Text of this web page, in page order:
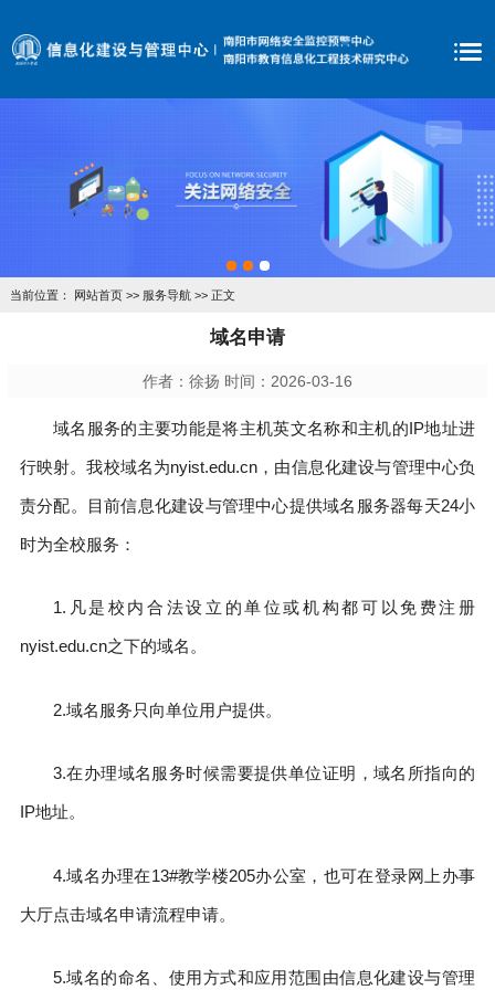
当前位置： 网站首页>> 服务导航>> 正文
域名申请
作者：徐扬 时间：2026-03-16
域名服务的主要功能是将主机英文名称和主机的IP地址进
行映射。我校域名为nyist.edu.cn，由信息化建设与管理中心负
责分配。目前信息化建设与管理中心提供域名服务器每天24小
时为全校服务：
1.凡是校内合法设立的单位或机构都可以免费注册
nyist.edu.cn之下的域名。
2.域名服务只向单位用户提供。
3.在办理域名服务时候需要提供单位证明，域名所指向的
IP地址。
4.域名办理在13#教学楼205办公室，也可在登录网上办事
大厅点击域名申请流程申请。
5.域名的命名、使用方式和应用范围由信息化建设与管理